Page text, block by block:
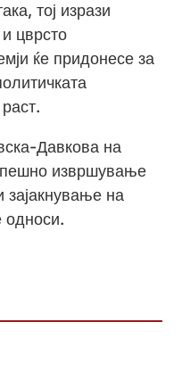
тој изрази
цврсто
ќе придонесе за
Давкова на
извршување
зајакнување на
односи.